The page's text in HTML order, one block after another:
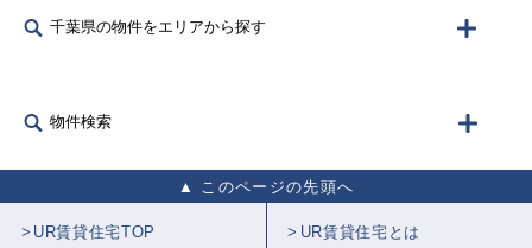
千葉県の物件をエリアから探す
物件検索
このページの先頭へ
UR賃貸住宅TOP UR賃貸住宅とは